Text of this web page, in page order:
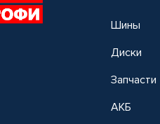
Шины
Диски
Запчасти
АКБ